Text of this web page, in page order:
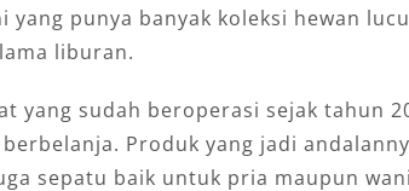
yang punya banyak koleksi hewan
liburan.
yang sudah beroperasi sejak tahun
Produk yang jadi
sepatu baik untuk pria maupun